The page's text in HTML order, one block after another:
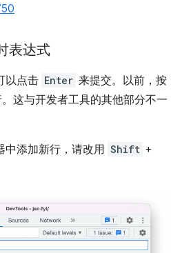
表达式
以点击 Enter 来提交。以前，按
这与开发者工具的其他部分不一
中添加新行，请改用 Shift +